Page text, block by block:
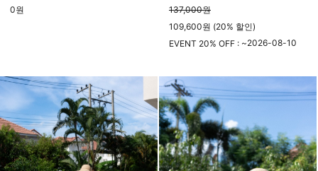
0원 137,000원
109,600원 (20% 할인)
EVENT 20% OFF : ~2026-08-10